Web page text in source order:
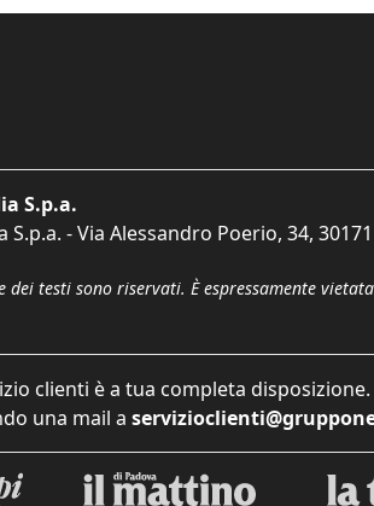
S.p.a.
- Via Alessandro Poerio, 34, 30171
testi sono riservati. È espressamente
clienti è a tua completa disposizione.
una mail a